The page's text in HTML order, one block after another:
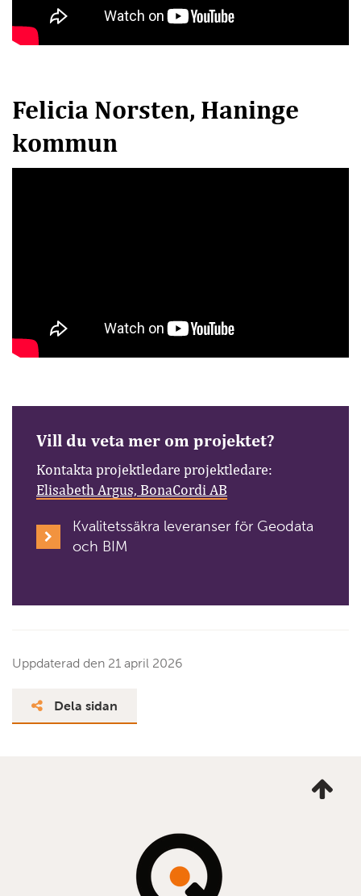
Felicia Norsten, Haninge
kommun
Vill du veta mer om projektet?
Kontakta projektledare projektledare:
Elisabeth Argus, BonaCordi AB
Kvalitetssäkra leveranser för Geodata
och BIM
Uppdaterad den 21 april 2026
Dela sidan
mig